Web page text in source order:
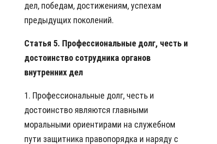
дел, победам, достижениям, успехам
предыдущих поколений.
Статья 5. Профессиональные долг, честь и
достоинство сотрудника органов
внутренних дел
1. Профессиональные долг, честь и
достоинство являются главными
моральными ориентирами на служебном
пути защитника правопорядка и наряду с